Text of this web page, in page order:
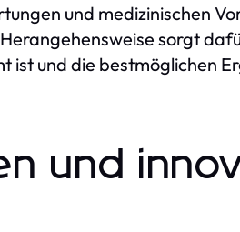
und medizinischen
sorgt
ist und die bestmöglichen
und